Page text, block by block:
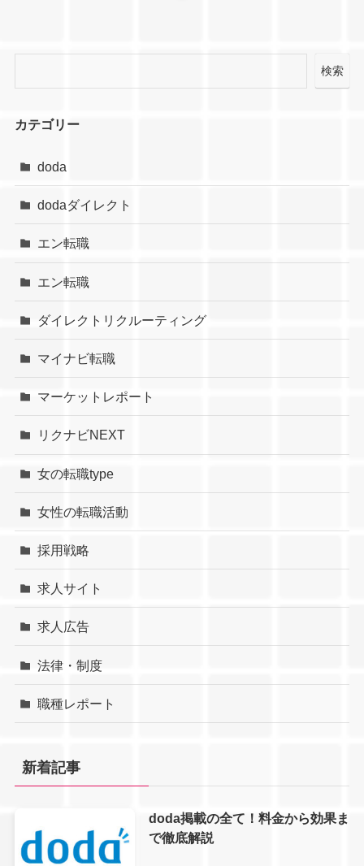
検索
カテゴリー
doda
dodaダイレクト
エン転職
エン転職
ダイレクトリクルーティング
マイナビ転職
マーケットレポート
リクナビNEXT
女の転職type
女性の転職活動
採用戦略
求人サイト
求人広告
法律・制度
職種レポート
新着記事
doda掲載の全て！料金から効果ま
で徹底解説